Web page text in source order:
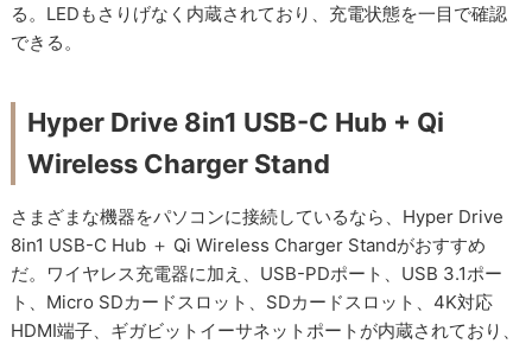
る。LEDもさりげなく内蔵されており、充電状態を一目で確認
できる。
Hyper Drive 8in1 USB-C Hub + Qi
Wireless Charger Stand
さまざまな機器をパソコンに接続しているなら、Hyper Drive
8in1 USB-C Hub ＋ Qi Wireless Charger Standがおすすめ
だ。ワイヤレス充電器に加え、USB-PDポート、USB 3.1ポー
ト、Micro SDカードスロット、SDカードスロット、4K対応
HDMI端子、ギガビットイーサネットポートが内蔵されており、